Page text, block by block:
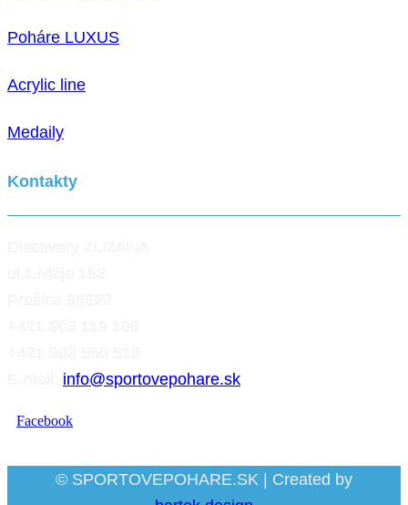
Poháre LUXUS
Acrylic line
Medaily
Kontakty
info@sportovepohare.sk
Facebook
© SPORTOVEPOHARE.SK | Created by